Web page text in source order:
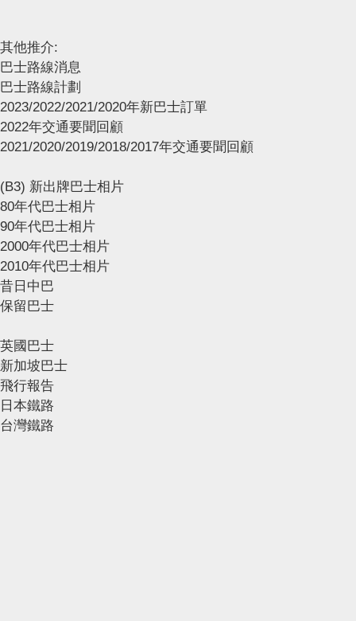
其他推介:
巴士路線消息
巴士路線計劃
2023/2022/2021/2020年新巴士訂單
2022年交通要聞回顧
2021/2020/2019/2018/2017年交通要聞回顧
(B3) 新出牌巴士相片
80年代巴士相片
90年代巴士相片
2000年代巴士相片
2010年代巴士相片
昔日中巴
保留巴士
英國巴士
新加坡巴士
飛行報告
日本鐵路
台灣鐵路